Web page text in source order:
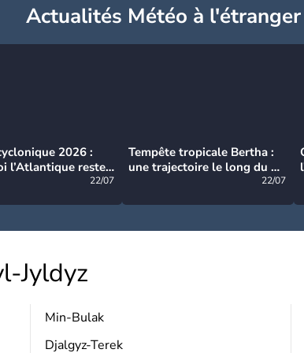
Actualités Météo à l'étranger
2026 :
l’Atlantique reste
22/07
Tempête tropicale Bertha :
une trajectoire le long du du
22/07
Jyldyz
Min-Bulak
Djalgyz-Terek